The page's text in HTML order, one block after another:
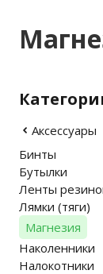
Аксессуары
Бинты
Бутылки
Ленты
Лямки (тяги)
Магнезия
Наколенники
Налокотники